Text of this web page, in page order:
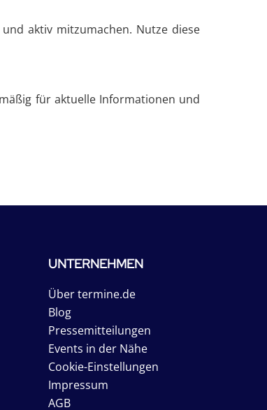
aktiv mitzumachen. Nutze diese
für aktuelle Informationen und
UNTERNEHMEN
Über termine.de
Blog
Pressemitteilungen
Events in der Nähe
Cookie-Einstellungen
Impressum
AGB